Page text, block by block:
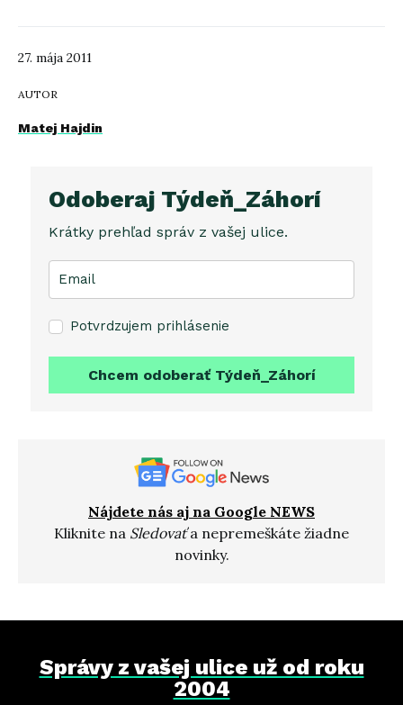
27. mája 2011
AUTOR
Matej Hajdin
Odoberaj Týdeň_Záhorí
Krátky prehľad správ z vašej ulice.
Potvrdzujem prihlásenie
Chcem odoberať Týdeň_Záhorí
Nájdete nás aj na Google NEWS
Kliknite na Sledovaťa nepremeškáte žiadne
novinky.
Správy z vašej ulice už od roku
2004